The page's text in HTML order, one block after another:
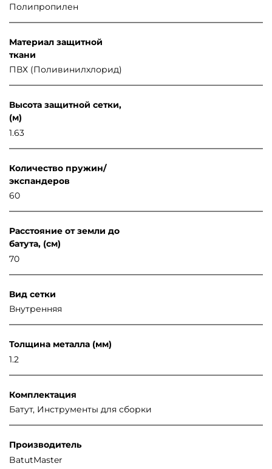
Полипропилен
Материал защитной
ткани
ПВХ (Поливинилхлорид)
Высота защитной сетки,
(м)
1.63
Количество пружин/
экспандеров
60
Расстояние от земли до
батута, (см)
70
Вид сетки
Внутренняя
Толщина металла (мм)
1.2
Комплектация
Батут, Инструменты для сборки
Производитель
BatutMaster